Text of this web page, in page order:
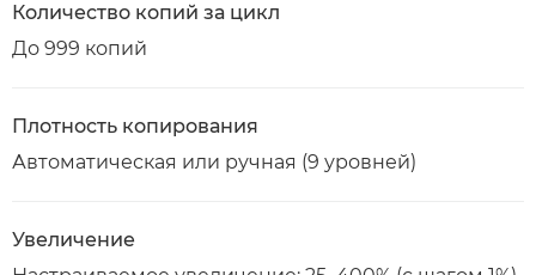
Количество копий за цикл
До 999 копий
Плотность копирования
Автоматическая или ручная (9 уровней)
Увеличение